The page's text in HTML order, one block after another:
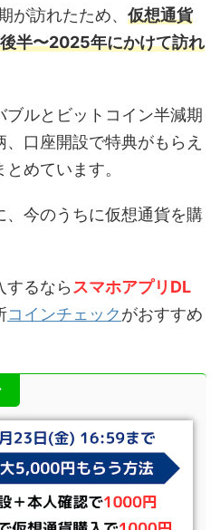
訪れたため、 仮想通貨
半〜2025年にかけて訪れ
ルとビットコイン半減期
口座開設で特典がもらえ
めています。
今のうちに仮想通貨を購
するなら スマホアプリDL
コインチェックがおすすめ